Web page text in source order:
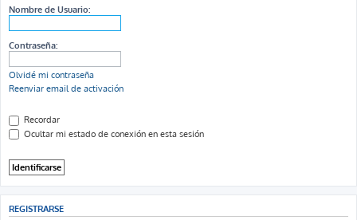
Nombre de Usuario:
Contraseña:
Olvidé mi contraseña
Reenviar email de activación
Recordar
Ocultar mi estado de conexión en esta sesión
REGISTRARSE